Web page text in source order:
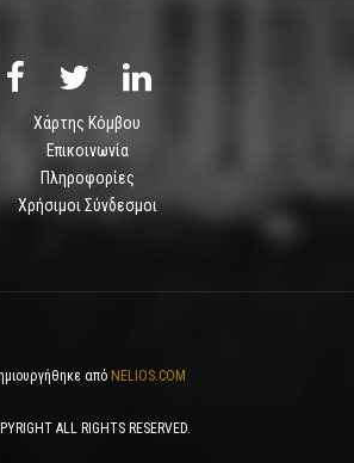
Χάρτης Κόμβου
Επικοινωνία
Πληροφορίες
Χρήσιμοι Σύνδεσμοι
από NELIOS.COM
ALL RIGHTS RESERVED.